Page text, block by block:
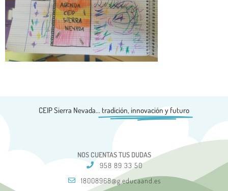
CEIP Sierra Nevada... tradición, innovación y futuro
NOS CUENTAS TUS DUDAS
958 89 33 50
18008968@g.educaand.es